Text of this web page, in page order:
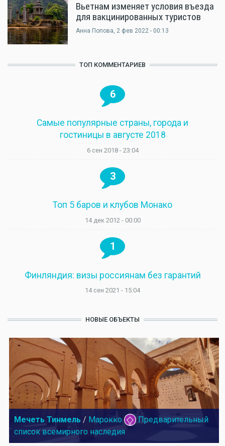
Вьетнам изменяет условия въезда
для вакцинированных туристов
Анна Попова, 2 фев 2022 - 00:13
ТОП КОММЕНТАРИЕВ
6
Самые популярные страны, города и
гостиницы в августе 2018
6 сен 2018 - 23:04
3
Топ 5 баров и клубов Монако
14 дек 2012 - 00:00
1
Финляндия: визы россиянам без гарантий
14 сен 2021 - 15:04
НОВЫЕ ОБЪЕКТЫ
Мечеть Тинмель / Марокко
Предварительный
список всемирного наследия